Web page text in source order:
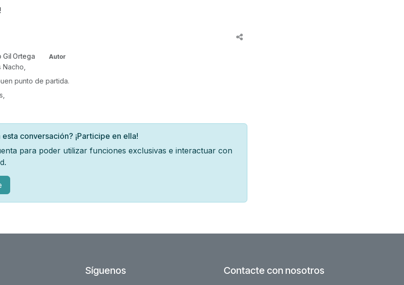
Gil Ortega Autor
Nacho,
punto de partida.
conversación? ¡Participe en ella!
para poder utilizar funciones exclusivas e interactuar con
Síguenos Contacte con nosotros